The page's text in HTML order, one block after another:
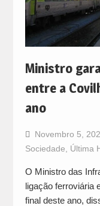
Ministro
entre a
ano
Novembro 5,
Sociedade
Última
O Ministro das
ligação ferroviária
final deste ano,